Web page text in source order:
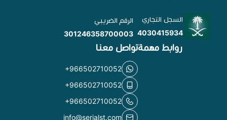
السجل التجاري
4030415934
الرقم الضريبي
301246358700003
روابط مهمةتواصل معنا
+966502710052
+966502710052
+966502710052
info@serialst.com